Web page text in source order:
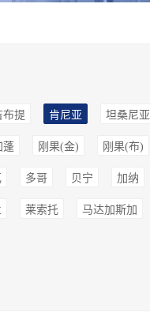
布提 肯尼亚 坦桑尼亚
蓬 刚果(金) 刚果(布)
多哥 贝宁 加纳
莱索托 马达加斯加